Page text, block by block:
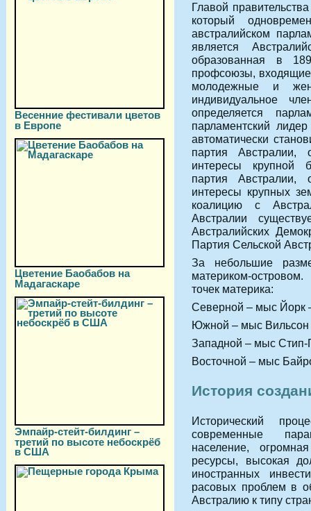
Весенние фестивали цветов
в Европе
Цветение Баобабов на
Мадагаскаре
Эмпайр-стейт-билдинг –
третий по высоте небоскрёб
в США
Главой
который
австралийском
является
образованная в
профсоюзы, входящие
молодежные и
индивидуальное
определяется
парламентский
автоматически
партия Австралии,
интересы крупной
партия Австралии,
интересы крупных
коалицию с
Австралии
Австралийских
Партия Сельской
За небольшие
материком-
точек материка:
Северной – мыс Йорк
Южной – мыс
Западной – мыс
Восточной – мыс
История
Исторический
современные
население,
ресурсы, высокая
иностранных
расовых проблем в
Австралию к типу